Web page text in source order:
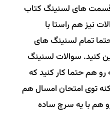
قسمت های لسنینگ کتاب
نیز هم راستا با
تمام لسنینگ های
کنید. سوالات لسنینگ
هم حتما کار کنید که
توی امتحان امسال هم
هم با یه سرچ ساده